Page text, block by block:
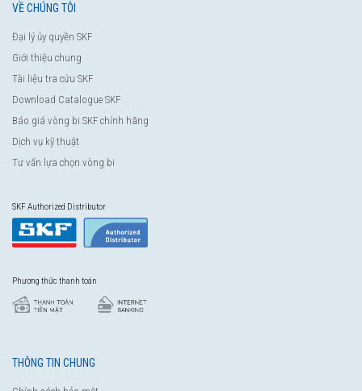
VỀ CHÚNG TÔI
Đại lý ủy quyền SKF
Giới thiệu chung
Tài liệu tra cứu SKF
Download Catalogue SKF
Báo giá vòng bi SKF chính hãng
Dịch vụ kỹ thuật
Tư vấn lựa chọn vòng bi
SKF Authorized Distributor
Phương thức thanh toán
THÔNG TIN CHUNG